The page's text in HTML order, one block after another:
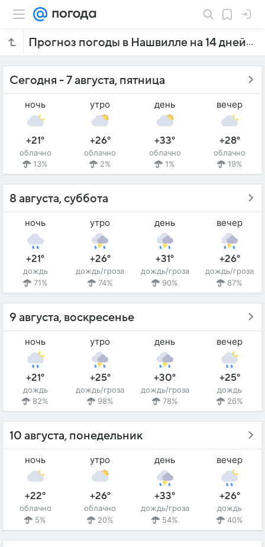
Прогноз погоды в Нашвилле на 14 дней
Сегодня - 7 августа, пятница
ночь
+21°
облачно
13%
утро
+26°
облачно
2%
день
+33°
облачно
1%
вечер
+28°
облачно
19%
8 августа, суббота
ночь
+21°
дождь
71%
утро
+26°
дождь/гроза
74%
день
+31°
дождь/гроза
90%
вечер
+26°
дождь/гроза
87%
9 августа, воскресенье
ночь
+21°
дождь
82%
утро
+25°
дождь/гроза
98%
день
+30°
дождь/гроза
78%
вечер
+25°
дождь
26%
10 августа, понедельник
ночь
+22°
облачно
5%
утро
+26°
облачно
20%
день
+33°
дождь/гроза
54%
вечер
+26°
дождь
40%